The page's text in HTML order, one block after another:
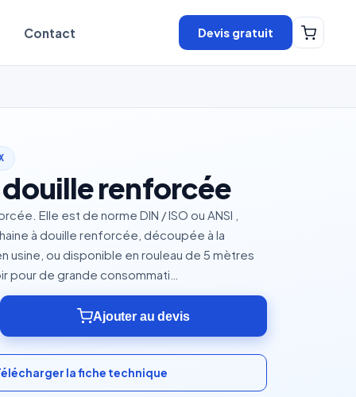
Contact Devis gratuit
douille renforcée
Elle est de norme DIN / ISO ou ANSI ,
à douille renforcée, découpée à la
usine, ou disponible en rouleau de 5 mètres
pour de grande consommati…
Ajouter au devis
la fiche technique